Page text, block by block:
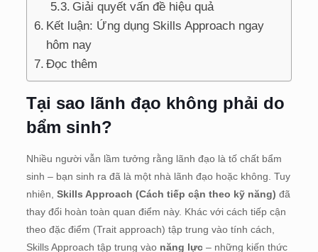
Giải quyết vấn đề hiệu quả
Kết luận: Ứng dụng Skills Approach ngay
hôm nay
Đọc thêm
Tại sao lãnh đạo không phải do
bẩm sinh?
Nhiều người vẫn lầm tưởng rằng lãnh đạo là tố chất bẩm
sinh – bạn sinh ra đã là một nhà lãnh đạo hoặc không. Tuy
nhiên, Skills Approach (Cách tiếp cận theo kỹ năng) đã
thay đổi hoàn toàn quan điểm này. Khác với cách tiếp cận
theo đặc điểm (Trait approach) tập trung vào tính cách,
Skills Approach tập trung vào năng lực– những kiến thức